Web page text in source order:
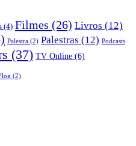
(4) Filmes (26) Livros (12)
Palestra (2) Palestras (12) Podcasts
(37) TV Online (6)
(2)